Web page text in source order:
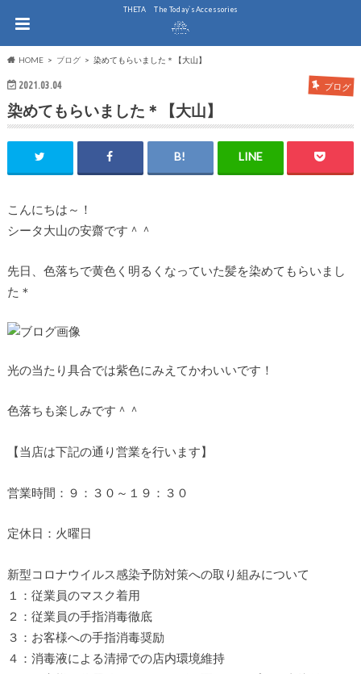
THE.TA The Today`s Accessories
HOME ブログ 染めてもらいました＊【大山】
2021.03.04 ブログ
染めてもらいました＊【大山】
こんにちは～！
シータ大山の安齋です＾＾
先日、色落ちで黄色く明るくなっていた髪を染めてもらいまし
た＊
光の当たり具合では紫色にみえてかわいいです！
色落ちも楽しみです＾＾
【当店は下記の通り営業を行います】
営業時間：９：３０～１９：３０
定休日：火曜日
新型コロナウイルス感染予防対策への取り組みについて
１：従業員のマスク着用
２：従業員の手指消毒徹底
３：お客様への手指消毒奨励
４：消毒液による清掃での店内環境維持